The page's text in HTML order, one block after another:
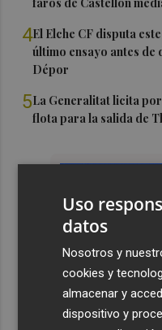
4El Elche CF disputa
último ensayo antes
Dépor
5La Generalitat licita
flota para la salida de
Uso
datos
Nosotros y
cookies y
almacenar y
dispositivo y